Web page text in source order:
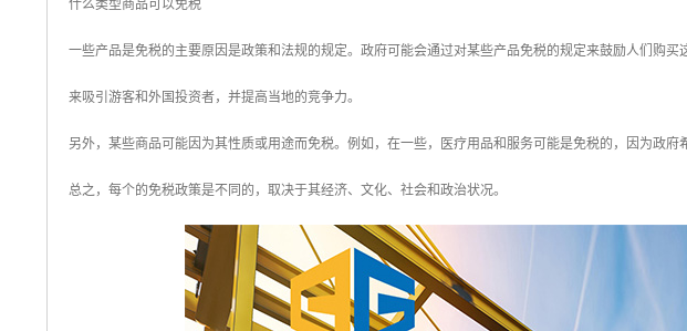
什么类型商品可以免税
一些产品是免税的主要原因是政策和法规的规定。政府可能会通过对某些产品免税的规定来鼓励人们购
来吸引游客和外国投资者，并提高当地的竞争力。
另外，某些商品可能因为其性质或用途而免税。例如，在一些，医疗用品和服务可能是免税的，因为政府
总之，每个的免税政策是不同的，取决于其经济、文化、社会和政治状况。